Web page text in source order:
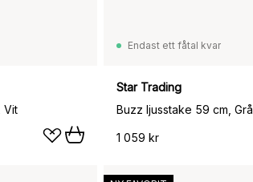
Vit
Endast ett fåtal kvar
Star Trading
Buzz ljusstake 59 cm, Grå
1 059 kr